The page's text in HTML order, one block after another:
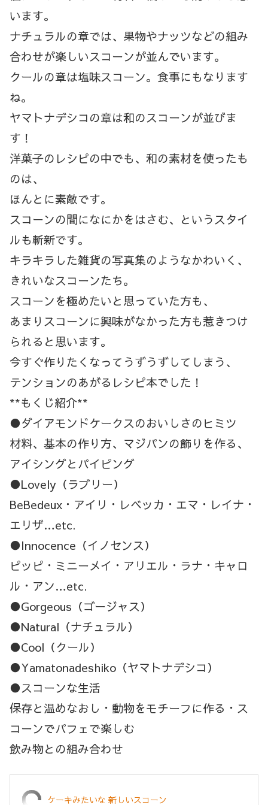
います。
ナチュラルの章では、果物やナッツなどの組み
合わせが楽しいスコーンが並んでいます。
クールの章は塩味スコーン。食事にもなります
ね。
ヤマトナデシコの章は和のスコーンが並びま
す！
洋菓子のレシピの中でも、和の素材を使ったも
のは、
ほんとに素敵です。
スコーンの間になにかをはさむ、というスタイ
ルも斬新です。
キラキラした雑貨の写真集のようなかわいく、
きれいなスコーンたち。
スコーンを極めたいと思っていた方も、
あまりスコーンに興味がなかった方も惹きつけ
られると思います。
今すぐ作りたくなってうずうずしてしまう、
テンションのあがるレシピ本でした！
**もくじ紹介**
●ダイアモンドケークスのおいしさのヒミツ
材料、基本の作り方、マジパンの飾りを作る、
アイシングとパイピング
●Lovely（ラブリー）
BeBedeux・アイリ・レベッカ・エマ・レイナ・
エリザ…etc.
●Innocence（イノセンス）
ピッピ・ミニーメイ・アリエル・ラナ・キャロ
ル・アン…etc.
●Gorgeous（ゴージャス）
●Natural（ナチュラル）
●Cool（クール）
●Yamatonadeshiko（ヤマトナデシコ）
●スコーンな生活
保存と温めなおし・動物をモチーフに作る・ス
コーンでパフェで楽しむ
飲み物との組み合わせ
ケーキみたいな 新しいスコーン